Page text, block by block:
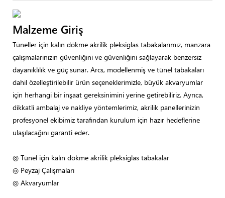
Malzeme Giriş
Tüneller için kalın dökme akrilik pleksiglas tabakalarımız, manzara
çalışmalarınızın güvenliğini ve güvenliğini sağlayarak benzersiz
dayanıklılık ve güç sunar. Arcs, modellenmiş ve tünel tabakaları
dahil özelleştirilebilir ürün seçeneklerimizle, büyük akvaryumlar
için herhangi bir inşaat gereksinimini yerine getirebiliriz. Ayrıca,
dikkatli ambalaj ve nakliye yöntemlerimiz, akrilik panellerinizin
profesyonel ekibimiz tarafından kurulum için hazır hedeflerine
ulaşılacağını garanti eder.
◎ Tünel için kalın dökme akrilik pleksiglas tabakalar
◎ Peyzaj Çalışmaları
◎ Akvaryumlar